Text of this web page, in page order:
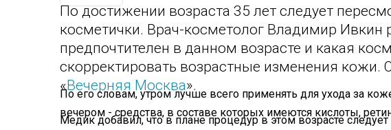
По достижении возраста 35 лет следует
косметички. Врач-косметолог Владимир Ивкин
предпочтителен в данном возрасте и какая
скорректировать возрастные изменения кожи.
«Вечерняя Москва».
По его словам, утром лучше всего применять для ухода за
вечером - средства, в составе которых имеются кислоты,
Медик добавил, что в плане процедур в этом возрасте следует